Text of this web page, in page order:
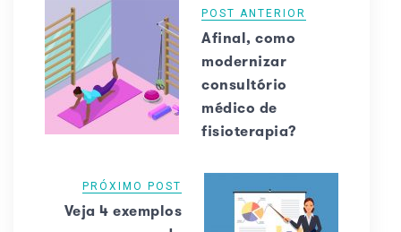
POST ANTERIOR
Afinal, como
modernizar
consultório
médico de
fisioterapia?
PRÓXIMO POST
Veja 4 exemplos